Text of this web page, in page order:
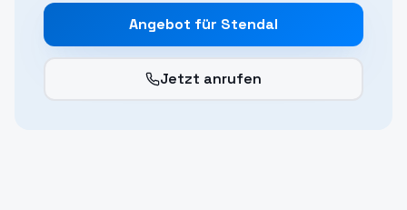
Angebot für Stendal
Jetzt anrufen